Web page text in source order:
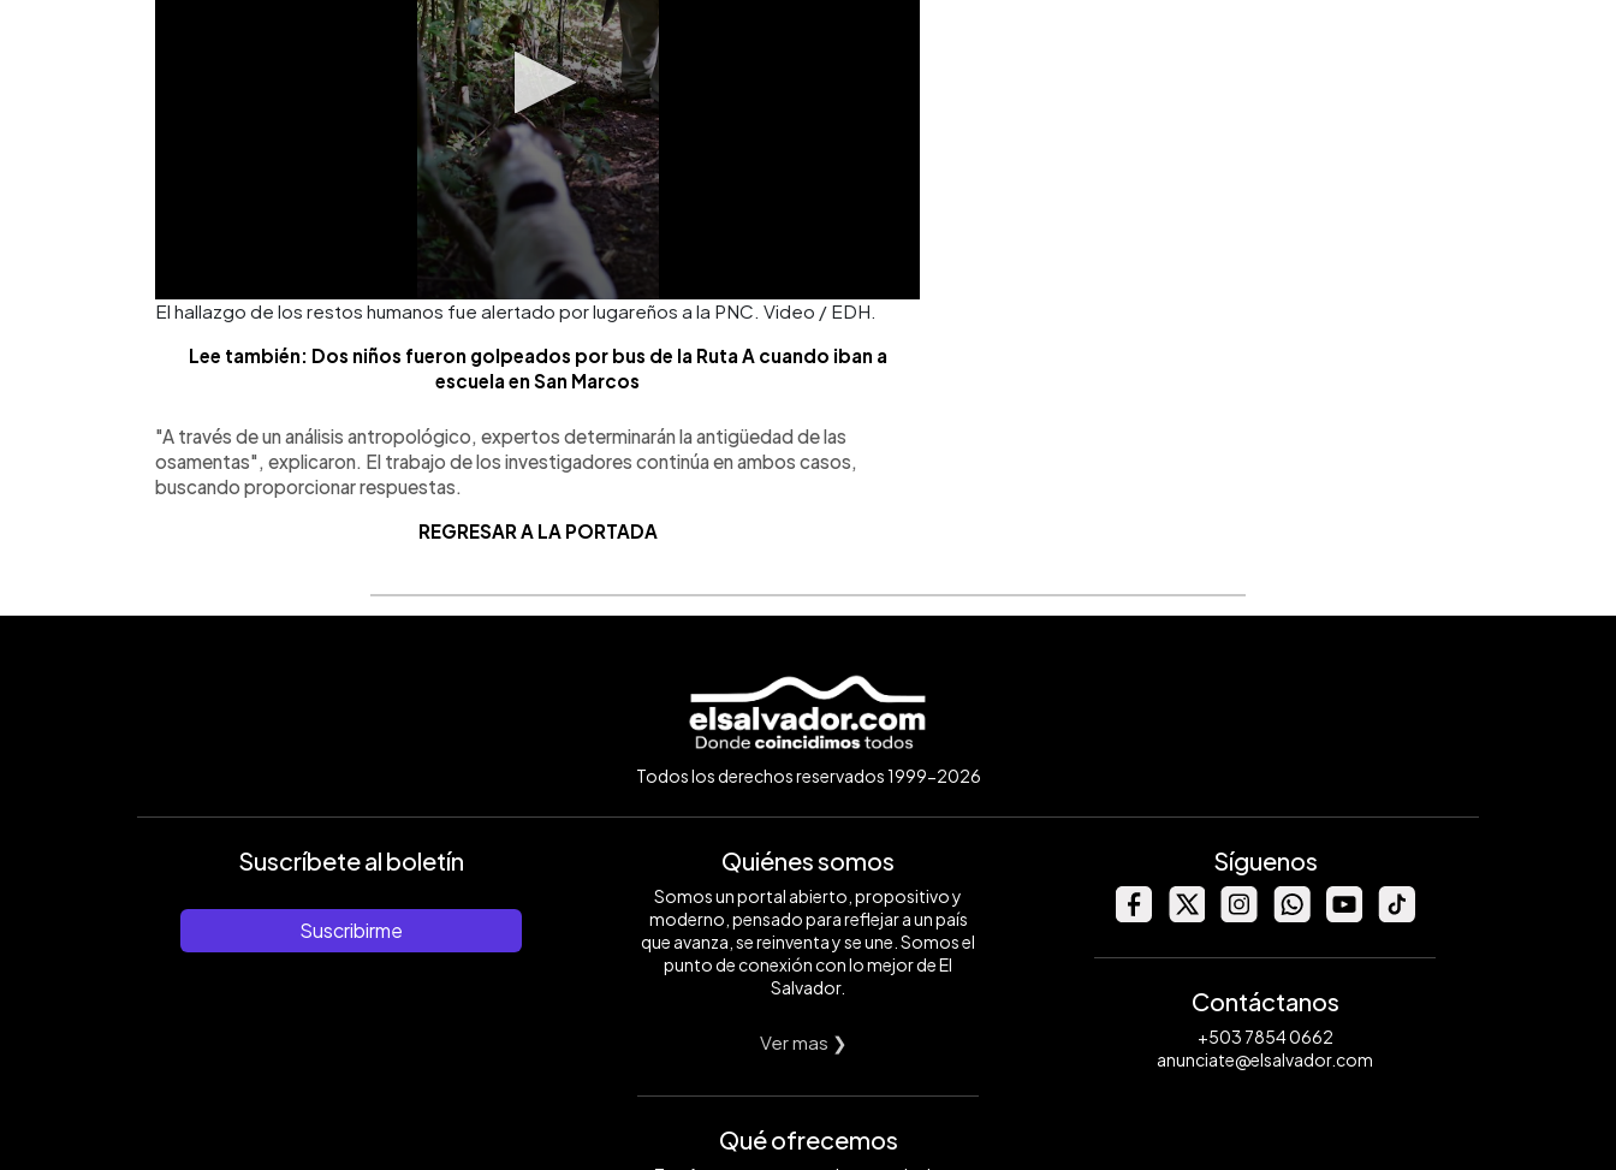
El hallazgo de los restos humanos fue alertado por lugareños a la PNC. Video / EDH.
Lee también: Dos niños fueron golpeados por bus de la Ruta A cuando iban a
escuela en San Marcos
"A través de un análisis antropológico, expertos determinarán la antigüedad de las
osamentas", explicaron. El trabajo de los investigadores continúa en ambos casos,
buscando proporcionar respuestas.
REGRESAR A LA PORTADA
Todos los derechos reservados 1999-2026
Suscríbete al boletín
Suscribirme
Quiénes somos
Somos un portal abierto, propositivo y
moderno, pensado para reflejar a un país
que avanza, se reinventa y se une. Somos el
punto de conexión con lo mejor de El
Salvador.
Ver mas ❯
Qué ofrecemos
Síguenos
Contáctanos
+503 7854 0662
anunciate@elsalvador.com